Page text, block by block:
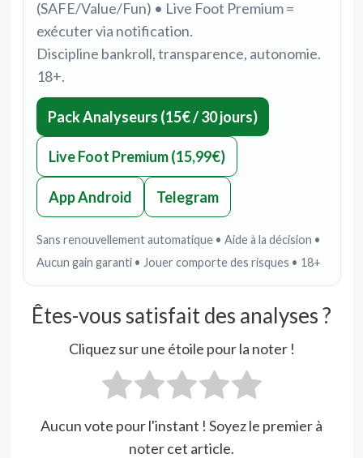
(SAFE/Value/Fun) • Live Foot Premium =
exécuter via notification.
Discipline bankroll, transparence, autonomie.
18+.
Pack Analyseurs (15€ / 30 jours)
Live Foot Premium (15,99€)
App Android Telegram
Sans renouvellement automatique • Aide à la décision •
Aucun gain garanti • Jouer comporte des risques • 18+
Êtes-vous satisfait des analyses ?
Cliquez sur une étoile pour la noter !
Aucun vote pour l'instant ! Soyez le premier à
noter cet article.